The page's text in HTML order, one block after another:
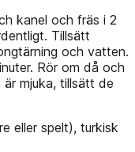
kanel och fräs i 2
Tillsätt
och vatten.
Rör om då och
mjuka, tillsätt de
eller spelt), turkisk